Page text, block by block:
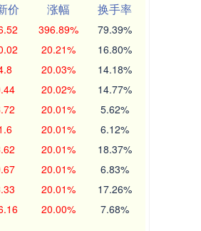
价 涨幅
换手率
396.89% 79.39%
20.21% 16.80%
20.03% 14.18%
20.02% 14.77%
20.01% 5.62%
20.01% 6.12%
20.01% 18.37%
20.01% 6.83%
20.01% 17.26%
20.00% 7.68%